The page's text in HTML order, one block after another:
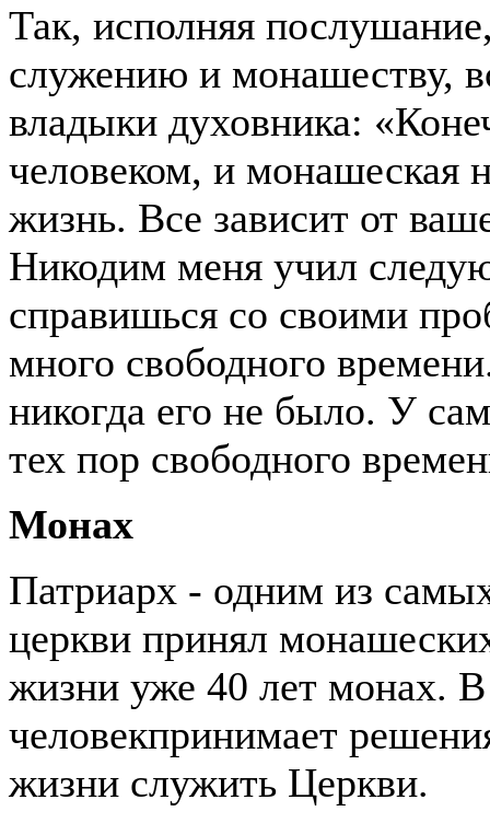
Так, исполняя
служению и монашеству,
владыки духовника:
человеком, и монашеская
жизнь. Все зависит от
Никодим меня учил
справишься со своими
много свободного
никогда его не было. У
тех пор свободного
Монах
Патриарх - одним из
церкви принял
жизни уже 40 лет монах.
человекпринимает
жизни служить Церкви.